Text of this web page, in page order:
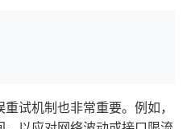
试机制也非常重要。例如，